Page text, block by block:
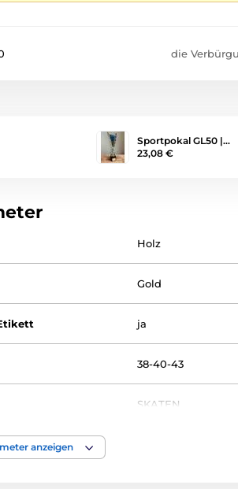
die
Sportpokal GL50 |…
23,08 €
Holz
Gold
ja
38-40-43
SKATEN
anzeigen